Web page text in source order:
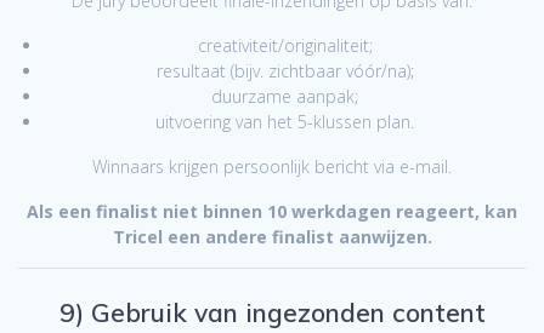
creativiteit/originaliteit;
resultaat (bijv. zichtbaar vóór/na);
duurzame aanpak;
uitvoering van het 5-klussen plan.
Winnaars krijgen persoonlijk bericht via e-mail.
Als een finalist niet binnen 10 werkdagen reageert, kan
Tricel een andere finalist aanwijzen.
9) Gebruik van ingezonden content